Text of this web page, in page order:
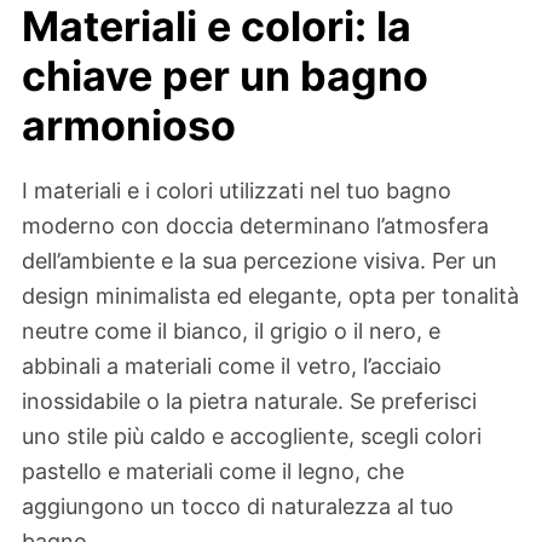
Materiali e colori: la
chiave per un bagno
armonioso
I materiali e i colori utilizzati nel tuo bagno
moderno con doccia determinano l’atmosfera
dell’ambiente e la sua percezione visiva. Per un
design minimalista ed elegante, opta per tonalità
neutre come il bianco, il grigio o il nero, e
abbinali a materiali come il vetro, l’acciaio
inossidabile o la pietra naturale. Se preferisci
uno stile più caldo e accogliente, scegli colori
pastello e materiali come il legno, che
aggiungono un tocco di naturalezza al tuo